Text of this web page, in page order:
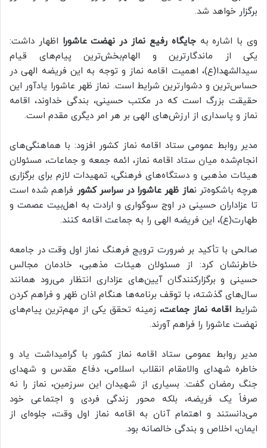
برگزار خواهد شد.
وی با اشاره بهجایگاه رفیع نماز در نهضت عاشورا اظهار داشت:
یکی از ماندگارترین و الهام‌بخش‌ترین پیام‌های قیام
سیدالشهدا(ع)، اهمیت اقامه نماز و توجه به این فریضه الهی در
حساس‌ترین و دشوارترین شرایط است. نماز ظهر عاشورا یادآور این
حقیقت بزرگ است که در مکتب حسینی، بندگی خداوند، اقامه
نماز و پاسداری از ارزش‌های الهی بر هر امر دیگری مقدم است.
مدیر روابط عمومی ستاد اقامه نماز کشور افزود: با هماهنگی‌های
انجام‌شده میان ستاد اقامه نماز، ائمه جمعه و جماعات، مسئولان
هیئات مذهبی و دستگاه‌های فرهنگی، تمهیدات لازم برای برگزاری
هرچه باشکوه‌تر نماز ظهر عاشورا در سراسر کشور فراهم شده است
تا عزاداران حسینی در اوج سوگواری و ارادت به اهل‌بیت عصمت و
طهارت(ع)، این فریضه الهی را به جماعت اقامه کنند.
صالحی با تأکید بر ضرورت ترویج فرهنگ نماز اول وقت در جامعه
خاطرنشان کرد: از مسئولان هیئات مذهبی، خادمان مجالس
حسینی و برگزارکنندگان آیین‌های عزاداری انتظار می‌رود همانند
سال‌های گذشته، با توقف برنامه‌ها هنگام اذان ظهر و فراهم کردن
شرایطاقامه نماز جماعت، زمینه تحقق یکی از مهم‌ترین پیام‌های
نهضت عاشورا را فراهم آورند.
مدیر روابط عمومی ستاد اقامه نماز کشور با گرامیداشت یاد و
خاطره شهدای والامقام انقلاب اسلامی، دفاع مقدس و شهدای
جنگ رمضان گفت: بسیاری از شهیدان این سرزمین، نماز را نه
صرفاً یک فریضه، بلکه محور زندگی فردی و اجتماعی خود
می‌دانستند و اهتمام آنان به اقامه نماز اول وقت، جلوه‌ای از
ایمان، اخلاص و بندگی خالصانه بود.